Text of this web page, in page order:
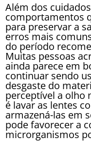
Além dos
comportamentos
para preservar a
erros mais
do período
Muitas pessoas
ainda parece em
continuar sendo
desgaste do
perceptível a olho
é lavar as lentes
armazená-las em
pode favorecer a
microrganismos